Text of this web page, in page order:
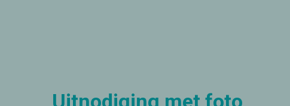
Uitnodiging met foto